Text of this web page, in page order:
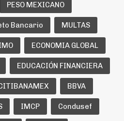
PESO MEXICANO
Bancario MULTAS
ECONOMIA GLOBAL
EDUCACIÓN FINANCIERA
BBVA
IMCP Condusef